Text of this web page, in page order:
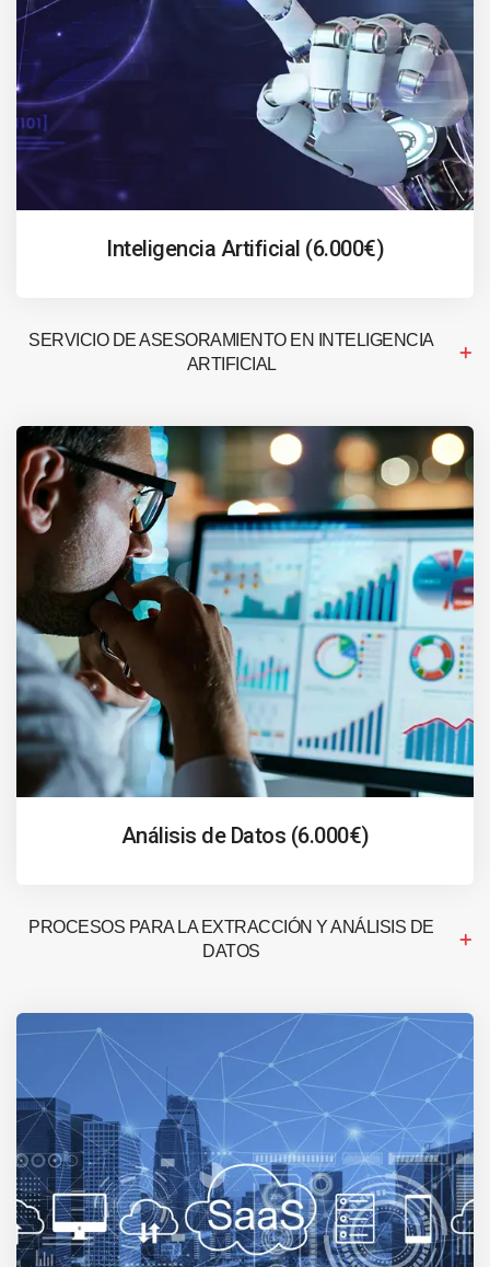
Inteligencia Artificial (6.000€)
SERVICIO DE ASESORAMIENTO EN INTELIGENCIA
ARTIFICIAL
Análisis de Datos (6.000€)
PROCESOS PARA LA EXTRACCIÓN Y ANÁLISIS DE
DATOS